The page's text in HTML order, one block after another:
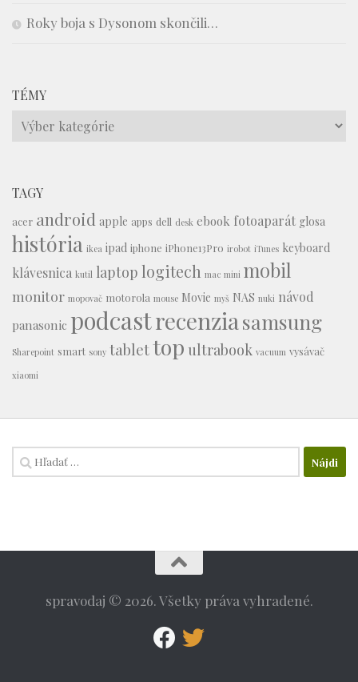
Roky boja s Dysonom skončili…
TÉMY
Témy
TAGY
acer android apple apps dell desk ebook fotoaparát glosa
história ikea ipad iphone iPhone13Pro irobot iTunes keyboard
klávesnica kutil laptop logitech mac mini mobil
monitor mopovač motorola mouse Movie myš NAS nuki návod
panasonic podcastrecenziasamsung
Sharepoint smart sony tablettop ultrabook vacuum vysávač
xiaomi
Hľadať:
spravodaj © 2026. Všetky práva vyhradené.